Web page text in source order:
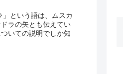
という語は、ムスカ
ラの矢とも伝えてい
いての説明でしか知